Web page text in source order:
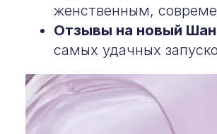
женственным,
Отзывы на новый
самых удачных